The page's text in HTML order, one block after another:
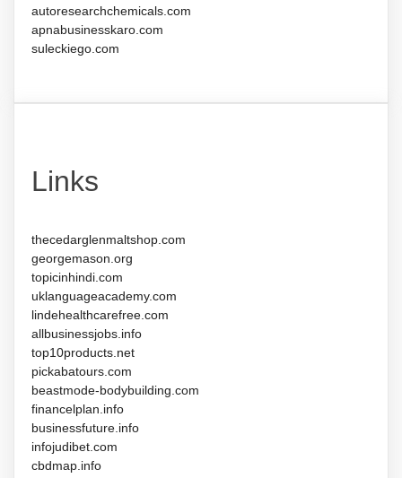
autoresearchchemicals.com
apnabusinesskaro.com
suleckiego.com
Links
thecedarglenmaltshop.com
georgemason.org
topicinhindi.com
uklanguageacademy.com
lindehealthcarefree.com
allbusinessjobs.info
top10products.net
pickabatours.com
beastmode-bodybuilding.com
financelplan.info
businessfuture.info
infojudibet.com
cbdmap.info